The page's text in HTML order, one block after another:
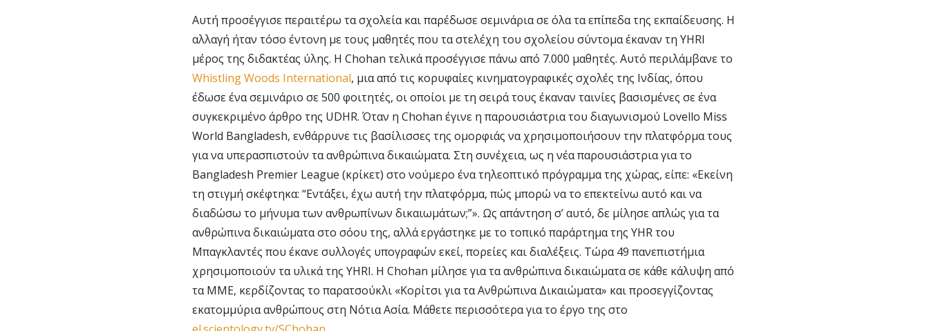
Αυτή προσέγγισε περαιτέρω τα σχολεία και παρέδωσε σεμινάρια σε όλα τα επίπεδα της εκπαίδευσης. Η
αλλαγή ήταν τόσο έντονη με τους μαθητές που τα στελέχη του σχολείου σύντομα έκαναν τη YHRI
μέρος της διδακτέας ύλης. Η Chohan τελικά προσέγγισε πάνω από 7.000 μαθητές. Αυτό περιλάμβανε το
Whistling Woods International, μια από τις κορυφαίες κινηματογραφικές σχολές της Ινδίας, όπου
έδωσε ένα σεμινάριο σε 500 φοιτητές, οι οποίοι με τη σειρά τους έκαναν ταινίες βασισμένες σε ένα
συγκεκριμένο άρθρο της UDHR. Όταν η Chohan έγινε η παρουσιάστρια του διαγωνισμού Lovello Miss
World Bangladesh, ενθάρρυνε τις βασίλισσες της ομορφιάς να χρησιμοποιήσουν την πλατφόρμα τους
για να υπερασπιστούν τα ανθρώπινα δικαιώματα. Στη συνέχεια, ως η νέα παρουσιάστρια για το
Bangladesh Premier League (κρίκετ) στο νούμερο ένα τηλεοπτικό πρόγραμμα της χώρας, είπε: «Εκείνη
τη στιγμή σκέφτηκα: “Εντάξει, έχω αυτή την πλατφόρμα, πώς μπορώ να το επεκτείνω αυτό και να
διαδώσω το μήνυμα των ανθρωπίνων δικαιωμάτων;”». Ως απάντηση σ’ αυτό, δε μίλησε απλώς για τα
ανθρώπινα δικαιώματα στο σόου της, αλλά εργάστηκε με το τοπικό παράρτημα της YHR του
Μπαγκλαντές που έκανε συλλογές υπογραφών εκεί, πορείες και διαλέξεις. Τώρα 49 πανεπιστήμια
χρησιμοποιούν τα υλικά της YHRI. Η Chohan μίλησε για τα ανθρώπινα δικαιώματα σε κάθε κάλυψη από
τα ΜΜΕ, κερδίζοντας το παρατσούκλι «Κορίτσι για τα Ανθρώπινα Δικαιώματα» και προσεγγίζοντας
εκατομμύρια ανθρώπους στη Νότια Ασία. Μάθετε περισσότερα για το έργο της στο